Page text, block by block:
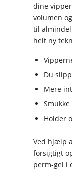
dine
volumen
til
helt ny
Du
Mere
Holder
Ved hjælp
forsigtigt
perm-gel i